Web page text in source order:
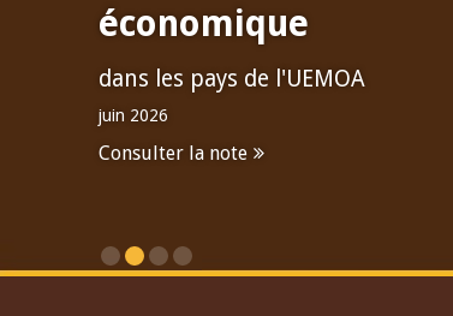
économique
dans les pays de l'UEMOA
juin 2026
Consulter la note